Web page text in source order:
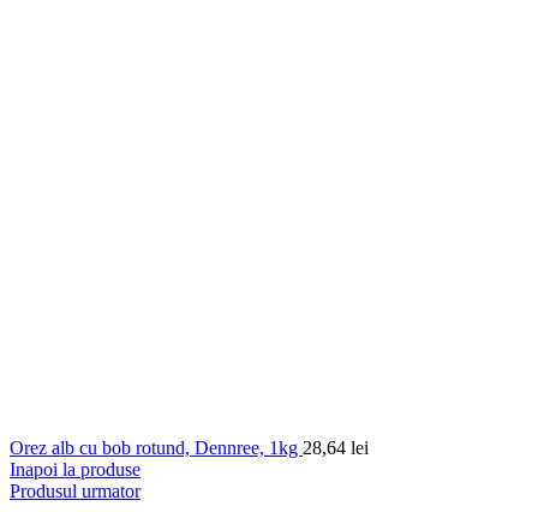
Orez alb cu bob rotund, Dennree, 1kg 28,64 lei
Inapoi la produse
Produsul urmator